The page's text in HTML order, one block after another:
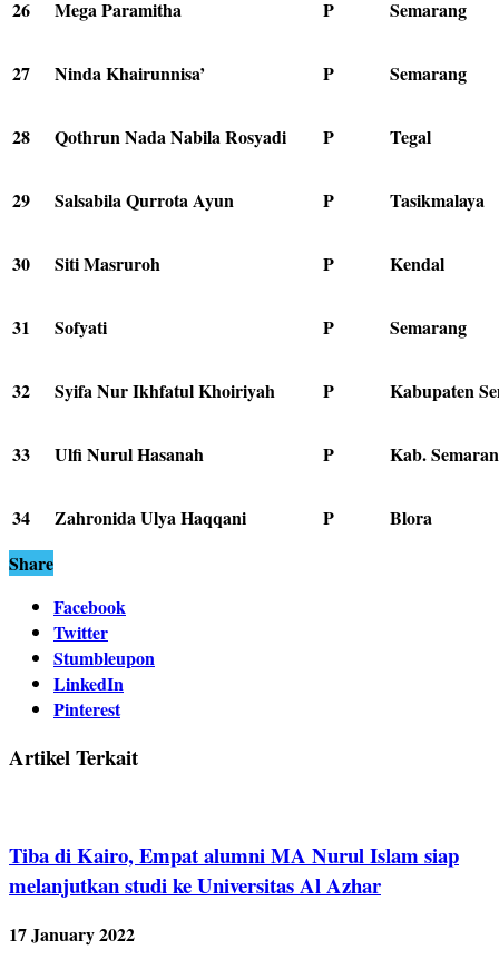
26 Mega Paramitha P Semarang
27 Ninda Khairunnisa’ P Semarang
28 Qothrun Nada Nabila Rosyadi P Tegal
29 Salsabila Qurrota Ayun P Tasikmalaya
30 Siti Masruroh P Kendal
31 Sofyati P Semarang
32 Syifa Nur Ikhfatul Khoiriyah P Kabupaten
33 Ulfi Nurul Hasanah P Kab.
34 Zahronida Ulya Haqqani P
Blora
Share
Facebook
Twitter
Stumbleupon
LinkedIn
Pinterest
Artikel Terkait
Tiba di Kairo, Empat alumni MA Nurul Islam siap
melanjutkan studi ke Universitas Al Azhar
17 January 2022